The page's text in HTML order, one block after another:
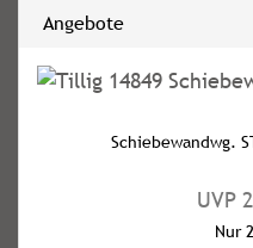
Angebote
Schiebewandwg.
UVP
Nur